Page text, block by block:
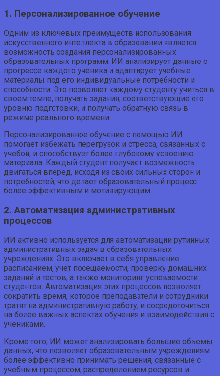
1. Персонализированное обучение
Одним из ключевых преимуществ использования
искусственного интеллекта в образовании является
возможность создания персонализированных
образовательных программ. ИИ анализирует данные о
прогрессе каждого ученика и адаптирует учебные
материалы под его индивидуальные потребности и
способности. Это позволяет каждому студенту учиться в
своем темпе, получать задания, соответствующие его
уровню подготовки, и получать обратную связь в
режиме реального времени.
Персонализированное обучение с помощью ИИ
помогает избежать перегрузок и стресса, связанных с
учебой, и способствует более глубокому усвоению
материала. Каждый студент получает возможность
двигаться вперед, исходя из своих сильных сторон и
потребностей, что делает образовательный процесс
более эффективным и мотивирующим.
2. Автоматизация административных
процессов
ИИ активно используется для автоматизации рутинных
административных задач в образовательных
учреждениях. Это включает в себя управление
расписанием, учет посещаемости, проверку домашних
заданий и тестов, а также мониторинг успеваемости
студентов. Автоматизация этих процессов позволяет
сократить время, которое преподаватели и сотрудники
тратят на административную работу, и сосредоточиться
на более важных аспектах обучения и взаимодействия с
учениками.
Кроме того, ИИ может анализировать большие объемы
данных, что позволяет образовательным учреждениям
более эффективно принимать решения, связанные с
учебным процессом, распределением ресурсов и